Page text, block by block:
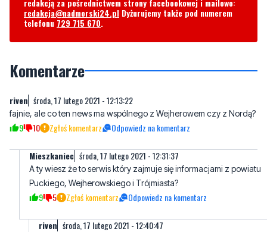
redakcją za pośrednictwem strony facebookowej i mailowo:
redakcja@nadmorski24.pl Dyżurujemy także pod numerem
telefonu 729 715 670.
Komentarze
riven środa, 17 lutego 2021 - 12:13:22
fajnie, ale co ten news ma wspólnego z Wejherowem czy z Nordą?
9 10 Zgłoś komentarz Odpowiedz na komentarz
Mieszkaniec środa, 17 lutego 2021 - 12:31:37
A ty wiesz że to serwis który zajmuje się informacjami z powiatu
Puckiego, Wejherowskiego i Trójmiasta?
9 5 Zgłoś komentarz Odpowiedz na komentarz
riven środa, 17 lutego 2021 - 12:40:47